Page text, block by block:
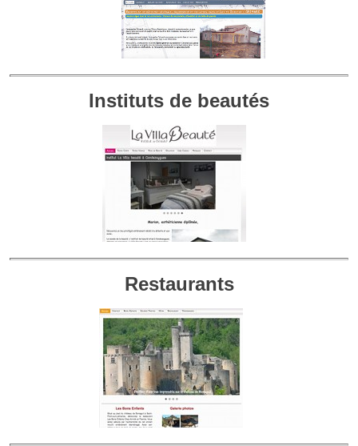
Instituts de beautés
Restaurants